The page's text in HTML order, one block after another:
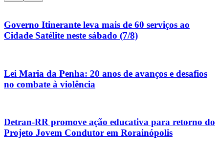
Governo Itinerante leva mais de 60 serviços ao
Cidade Satélite neste sábado (7/8)
Lei Maria da Penha: 20 anos de avanços e desafios
no combate à violência
Detran-RR promove ação educativa para retorno do
Projeto Jovem Condutor em Rorainópolis